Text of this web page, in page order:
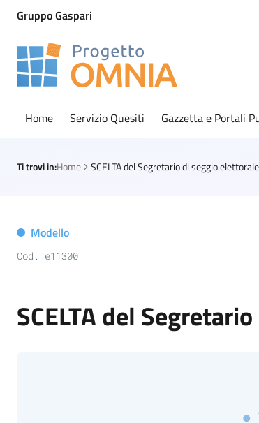
Gruppo Gaspari
Progetto Omnia
Home Servizio Quesiti Gazzetta e Portali
Ti trovi in:Home SCELTA del Segretario di seggio elettorale
Modello
Cod. e11300
SCELTA del